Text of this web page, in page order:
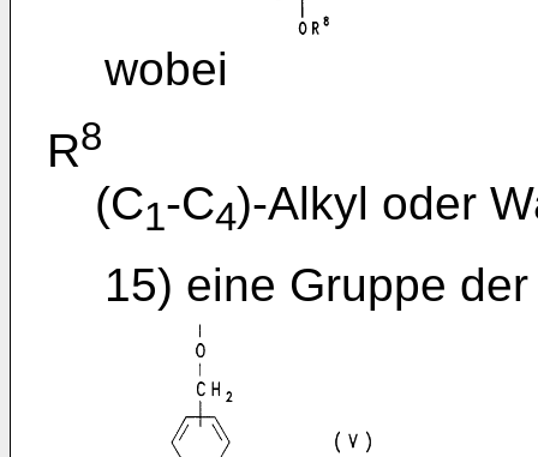
wobei
R8
(C1-C4)-Alkyl oder
15) eine Gruppe